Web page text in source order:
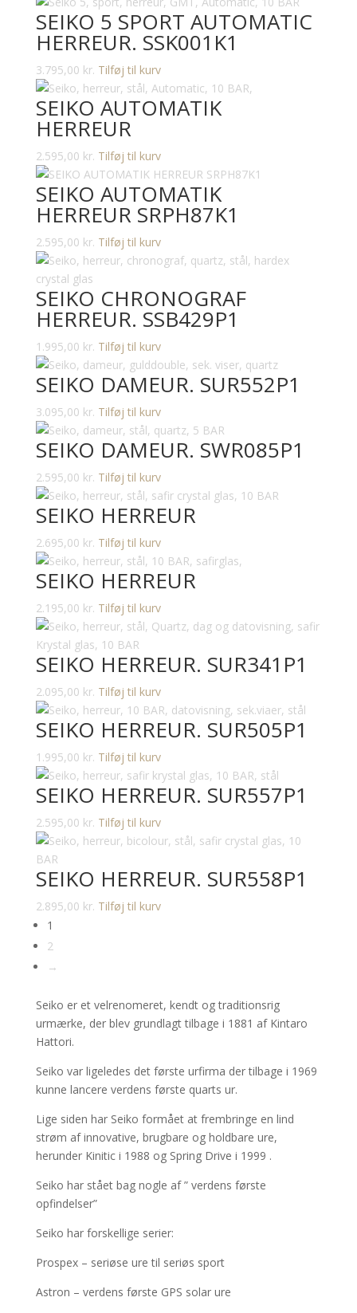
SEIKO 5 SPORT AUTOMATIC
HERREUR. SSK001K1
3.795,00 kr. Tilføj til kurv
SEIKO AUTOMATIK
HERREUR
2.595,00 kr. Tilføj til kurv
SEIKO AUTOMATIK
HERREUR SRPH87K1
2.595,00 kr. Tilføj til kurv
SEIKO CHRONOGRAF
HERREUR. SSB429P1
1.995,00 kr. Tilføj til kurv
SEIKO DAMEUR. SUR552P1
3.095,00 kr. Tilføj til kurv
SEIKO DAMEUR. SWR085P1
2.595,00 kr. Tilføj til kurv
SEIKO HERREUR
2.695,00 kr. Tilføj til kurv
SEIKO HERREUR
2.195,00 kr. Tilføj til kurv
SEIKO HERREUR. SUR341P1
2.095,00 kr. Tilføj til kurv
SEIKO HERREUR. SUR505P1
1.995,00 kr. Tilføj til kurv
SEIKO HERREUR. SUR557P1
2.595,00 kr. Tilføj til kurv
SEIKO HERREUR. SUR558P1
2.895,00 kr. Tilføj til kurv
1
2
→
Seiko er et velrenomeret, kendt og traditionsrig
urmærke, der blev grundlagt tilbage i 1881 af Kintaro
Hattori.
Seiko var ligeledes det første urfirma der tilbage i 1969
kunne lancere verdens første quarts ur.
Lige siden har Seiko formået at frembringe en lind
strøm af innovative, brugbare og holdbare ure,
herunder Kinitic i 1988 og Spring Drive i 1999 .
Seiko har stået bag nogle af ” verdens første
opfindelser”
Seiko har forskellige serier:
Prospex – seriøse ure til seriøs sport
Astron – verdens første GPS solar ure